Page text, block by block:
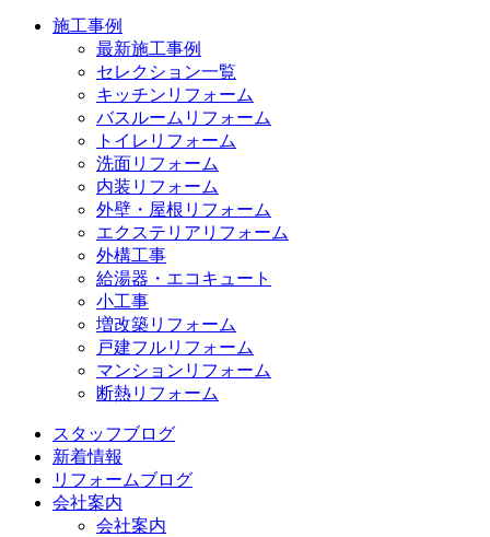
施工事例
最新施工事例
セレクション一覧
キッチンリフォーム
バスルームリフォーム
トイレリフォーム
洗面リフォーム
内装リフォーム
外壁・屋根リフォーム
エクステリアリフォーム
外構工事
給湯器・エコキュート
小工事
増改築リフォーム
戸建フルリフォーム
マンションリフォーム
断熱リフォーム
スタッフブログ
新着情報
リフォームブログ
会社案内
会社案内